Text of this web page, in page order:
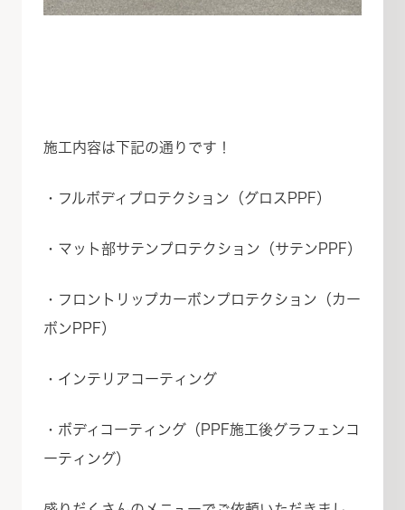
施工内容は下記の通りです！
・フルボディプロテクション（グロスPPF）
・マット部サテンプロテクション（サテンPPF）
・フロントリップカーボンプロテクション（カー
ボンPPF）
・インテリアコーティング
・ボディコーティング（PPF施工後グラフェンコ
ーティング）